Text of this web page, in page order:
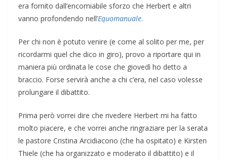
era fornito dall’encomiabile sforzo che Herbert e altri
vanno profondendo nell’Equomanuale.
Per chi non è potuto venire (e come al solito per me, per
ricordarmi quel che dico in giro), provo a riportare qui in
maniera più ordinata le cose che giovedì ho detto a
braccio. Forse servirà anche a chi c’era, nel caso volesse
prolungare il dibattito.
Prima però vorrei dire che rivedere Herbert mi ha fatto
molto piacere, e che vorrei anche ringraziare per la serata
le pastore Cristina Arcidiacono (che ha ospitato) e Kirsten
Thiele (che ha organizzato e moderato il dibattito) e il